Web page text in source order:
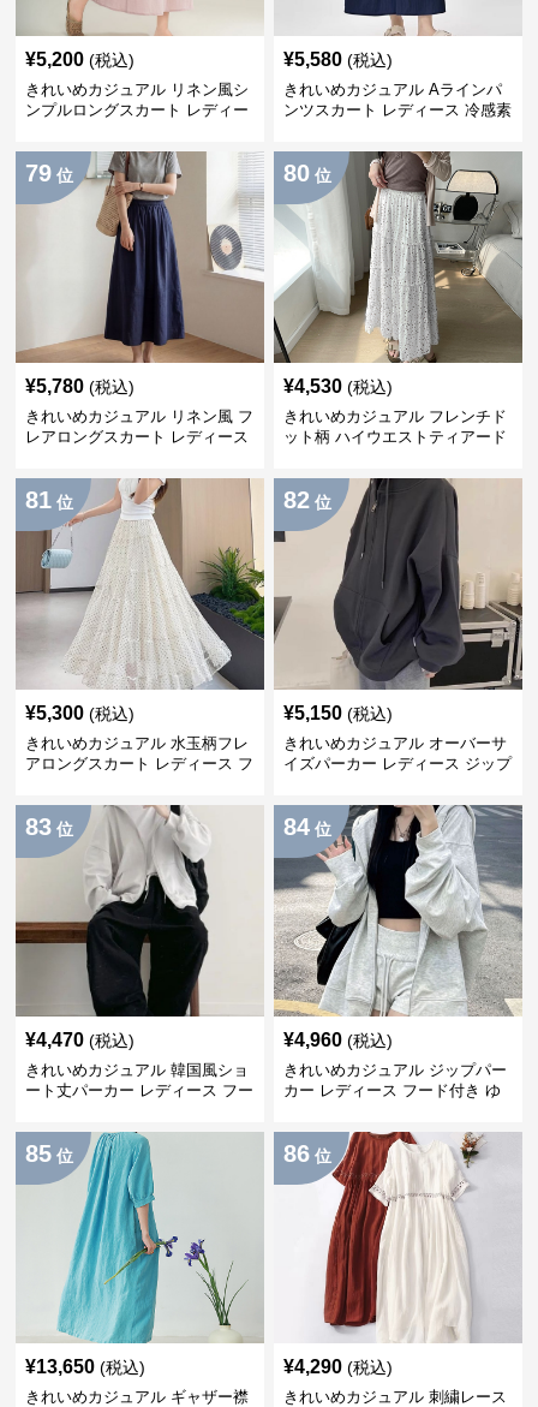
¥5,200 (税込)
きれいめカジュアル リネン風シ
ンプルロングスカート レディー
ラル系 ゆったり細見え リラック
ス
¥5,580 (税込)
きれいめカジュアル Aラインパ
ンツスカート レディース 冷感素
たり細見え
79 位
¥5,780 (税込)
きれいめカジュアル リネン風 フ
レアロングスカート レディース
チュラル
80 位
¥4,530 (税込)
きれいめカジュアル フレンチド
ット柄 ハイウエストティアード
向け ふんわりシルエット
81 位
¥5,300 (税込)
きれいめカジュアル 水玉柄フレ
アロングスカート レディース フ
ン 夏映え 韓国風
82 位
¥5,150 (税込)
きれいめカジュアル オーバーサ
イズパーカー レディース ジップ
型カバー フード付き 春秋冬羽織
り
83 位
¥4,470 (税込)
きれいめカジュアル 韓国風ショ
ート丈パーカー レディース フー
映え 小柄さん◎
84 位
¥4,960 (税込)
きれいめカジュアル ジップパー
カー レディース フード付き ゆ
風カジュアル
85 位
¥13,650 (税込)
きれいめカジュアル ギャザー襟
86 位
¥4,290 (税込)
きれいめカジュアル 刺繍レース